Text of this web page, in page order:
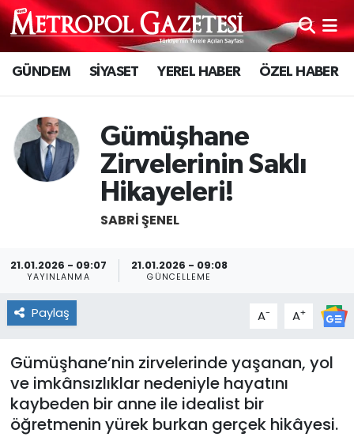
GÜNDEM SİYASET YEREL HABER ÖZEL HABER
Gümüşhane
Zirvelerinin Saklı
Hikayeleri!
SABRI ŞENEL
21.01.2026 - 09:07
YAYINLANMA
21.01.2026 - 09:08
GÜNCELLEME
Paylaş A- A+
Gümüşhane’nin zirvelerinde yaşanan, yol
ve imkânsızlıklar nedeniyle hayatını
kaybeden bir anne ile idealist bir
öğretmenin yürek burkan gerçek hikâyesi.
Hava Durumu
Trafik Durumu
Süper Lig Puan Durumu ve Fikstür
Tüm Manşetler
Son Dakika Haberleri
Haber Arşivi